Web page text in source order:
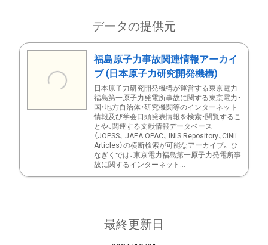
データの提供元
福島原子力事故関連情報アーカイ
ブ (日本原子力研究開発機構)
日本原子力研究開発機構が運営する東京電力
福島第一原子力発電所事故に関する東京電力・
国・地方自治体・研究機関等のインターネット
情報及び学会口頭発表情報を検索・閲覧するこ
とや、関連する文献情報データベース
（JOPSS、 JAEA OPAC、 INIS Repository、CiNii
Articles）の横断検索が可能なアーカイブ。 ひ
なぎくでは、東京電力福島第一原子力発電所事
故に関するインターネット...
最終更新日